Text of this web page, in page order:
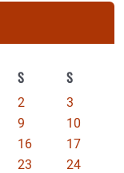
S S
2
3
9
10
16
17
23
24